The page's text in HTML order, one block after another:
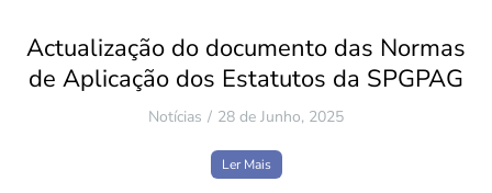
Actualização do documento das Normas
de Aplicação dos Estatutos da SPGPAG
Notícias 28 de Junho, 2025
Ler Mais